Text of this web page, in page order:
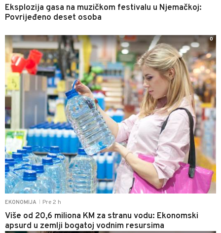
Eksplozija gasa na muzičkom festivalu u Njemačkoj:
Povrijeđeno deset osoba
EKONOMIJA Pre 2 h
Više od 20,6 miliona KM za stranu vodu: Ekonomski
apsurd u zemlji bogatoj vodnim resursima
0